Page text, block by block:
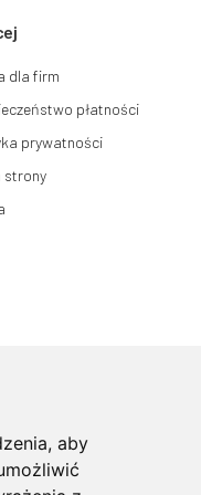
aby
dla firm
płatności
prywatności
strony